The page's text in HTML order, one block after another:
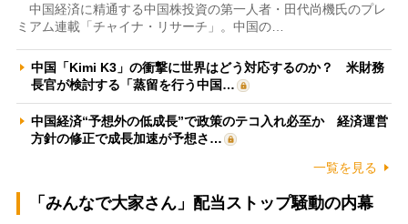
中国経済に精通する中国株投資の第一人者・田代尚機氏のプレ
ミアム連載「チャイナ・リサーチ」。中国の…
中国「Kimi K3」の衝撃に世界はどう対応するのか？ 米財務
長官が検討する「蒸留を行う中国…
中国経済“予想外の低成長”で政策のテコ入れ必至か 経済運営
方針の修正で成長加速が予想さ…
一覧を見る
「みんなで大家さん」配当ストップ騒動の内幕